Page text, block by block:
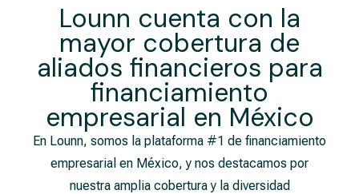
Lounn cuenta con la
mayor cobertura de
aliados financieros para
financiamiento
empresarial​ en México
En Lounn, somos la plataforma #1 de financiamiento
empresarial en México, y nos destacamos por
nuestra amplia cobertura y la diversidad